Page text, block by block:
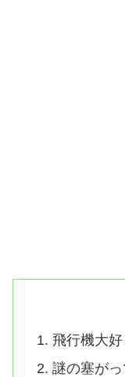
飛行機大
謎の塞が